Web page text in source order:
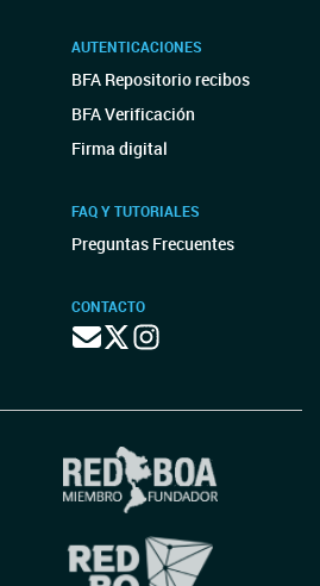
AUTENTICACIONES
BFA Repositorio recibos
BFA Verificación
Firma digital
FAQ Y TUTORIALES
Preguntas Frecuentes
CONTACTO